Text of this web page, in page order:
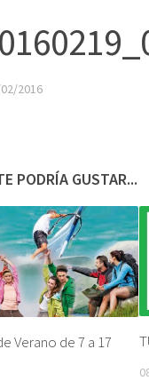
2016
PODRÍA GUSTAR...
Verano de 7 a 17